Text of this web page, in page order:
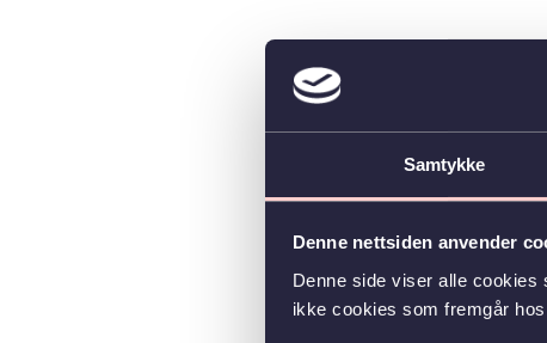
Samtykke
Denne nettsiden anvender
Denne side viser alle cookies
ikke cookies som fremgår hos